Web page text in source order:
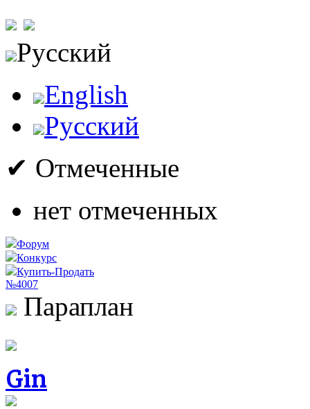
Русский
English
Русский
✔ Отмеченные
нет отмеченных
Форум
Конкурс
Купить-Продать
№4007
Параплан
Gin